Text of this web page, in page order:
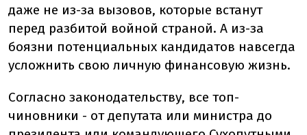
даже не из-за вызовов, которые встанут
перед разбитой войной страной. А из-за
боязни потенциальных кандидатов навсегда
усложнить свою личную финансовую жизнь.
Согласно законодательству, все топ-
чиновники - от депутата или министра до